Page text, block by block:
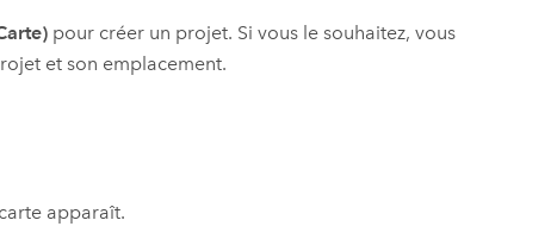
pour créer un projet. Si vous le souhaitez, vous
et son emplacement.
apparaît.